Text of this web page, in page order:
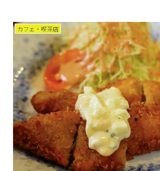
カフェ・喫茶店